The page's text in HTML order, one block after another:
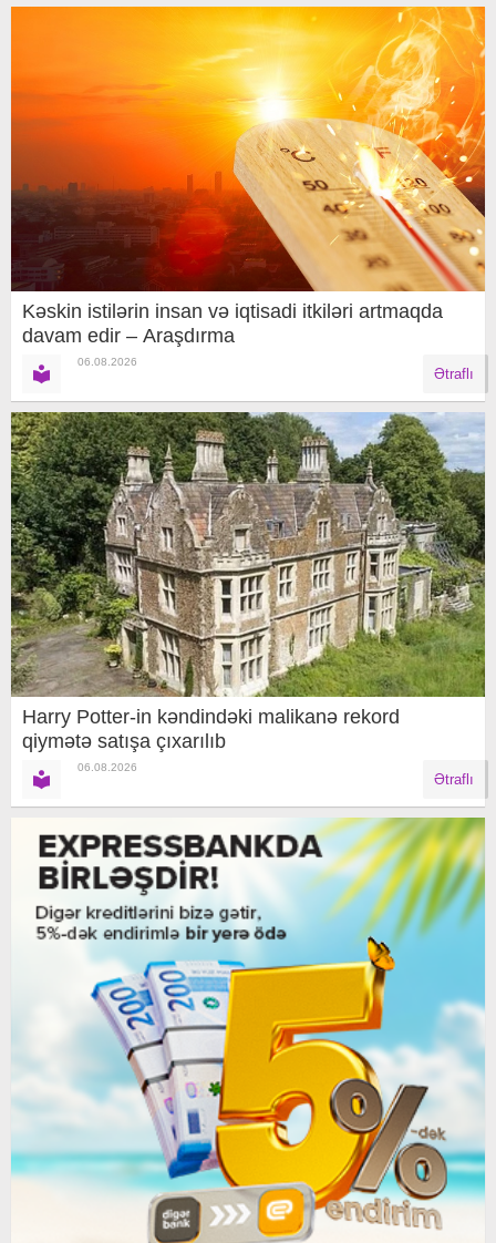
Kəskin istilərin insan və iqtisadi itkiləri artmaqda
davam edir – Araşdırma
06.08.2026
Ətraflı
Harry Potter-in kəndindəki malikanə rekord
qiymətə satışa çıxarılıb
06.08.2026
Ətraflı